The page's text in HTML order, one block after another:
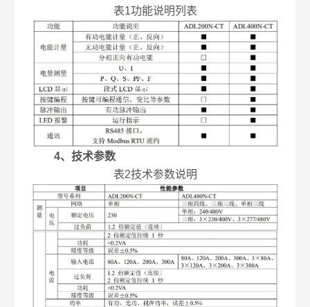
表1功能说明列表
4、技术参数
表2技术参数说明